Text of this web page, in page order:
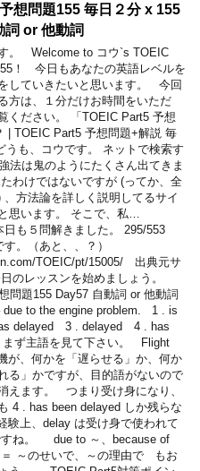
想問題155 毎日２分 x 155
詞 or 他動詞
。 Welcome to コウ`s TOEIC
！ 今日もあなたの英語レベルを
していきたいと思います。 今回
方は、１分だけお時間をいただ
ください。 「TOEIC Part5 予想
| TOEIC Part5 予想問題+解説 毎
うも、コウです。 ネットで検索す
法は鬼のようにたくさん出てきま
わけではないですが (ってか、全
方法論を詳しく説明してるサイ
思います。 そこで、私…
も５問解きました。 295/553
。（あと、、？）
TOEIC/pt/15005/ 出典元サ
のレッスンを始めましょう。
問題155 Day57 自動詞 or 他動詞
to the engine problem. 1 . is
delayed 3 . delayed 4 . has
ず主語を見て下さい。 Flight
が、何かを「遅らせる」か、何か
る」かですが、目的語がないので
えます。 つまり受け身になり、
4 . has been delayed しか残らな
験上、delay は受け身で使われて
すね。 due to ～、because of
＝ ～のせいで、～の理由で もお